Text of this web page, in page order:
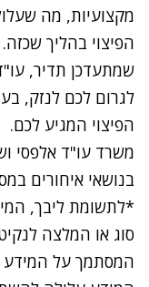
מקצועיות, מה
הפיצוי בהליך
שמתעדכן תדיר,
לגרום לכם לנזק,
הפיצוי המגיע לכם.
משרד עו"ד אלפסי
בנושאי איחורים
*לתשומת ליבך,
סוג או המלצה
המסתמך על המידע